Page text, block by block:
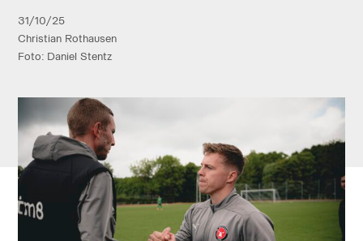
31/10/25
Christian Rothausen
Foto: Daniel Stentz